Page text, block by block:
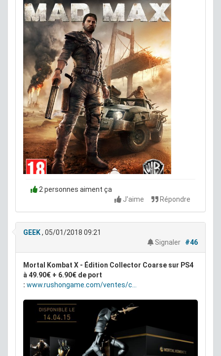
2 personnes aiment ça
J'aime
Répondre
GEEK, 05/01/2018 09:21
Signaler
#46
Mortal Kombat X - Édition Collector Coarse sur PS4
à 49.90€ + 6.90€ de port
: www.rushongame.com/ventes/c...